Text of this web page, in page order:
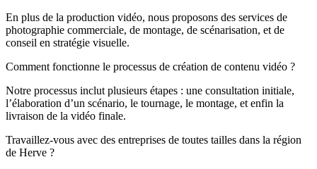
En plus de la production vidéo, nous proposons des services de
photographie commerciale, de montage, de scénarisation, et de
conseil en stratégie visuelle.
Comment fonctionne le processus de création de contenu vidéo ?
Notre processus inclut plusieurs étapes : une consultation initiale,
l’élaboration d’un scénario, le tournage, le montage, et enfin la
livraison de la vidéo finale.
Travaillez-vous avec des entreprises de toutes tailles dans la région
de Herve ?